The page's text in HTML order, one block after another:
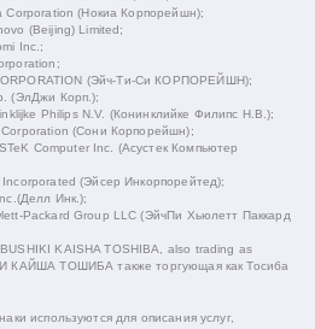
Corporation (Нокиа Корпорейшн);
(Beijing) Limited;
Inc.;
(Эйч-Ти-Си КОРПОРЕЙШН);
(ЭлДжи Корп.);
Philips N.V. (Конинклийке Филипс Н.В.);
(Сони Корпорейшн);
Computer Inc. (Асустек Компьютер
(Эйсер Инкорпорейтед);
Инк.);
Packard Group LLC (ЭйчПи Хьюлетт Паккард
KAISHA TOSHIBA, also trading as
КАЙША ТОШИБА также торгующая как Тосиба
используются для описания услуг,